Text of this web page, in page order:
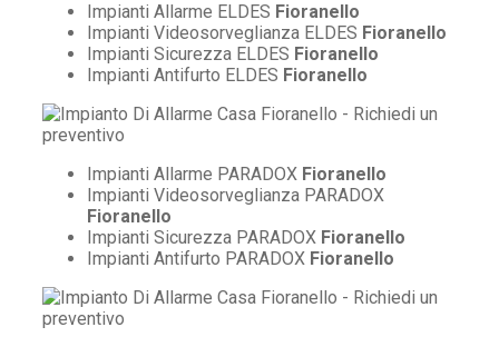
Impianti Allarme ELDES Fioranello
Impianti Videosorveglianza ELDES Fioranello
Impianti Sicurezza ELDES Fioranello
Impianti Antifurto ELDES Fioranello
Impianti Allarme PARADOX Fioranello
Impianti Videosorveglianza PARADOX
Fioranello
Impianti Sicurezza PARADOX Fioranello
Impianti Antifurto PARADOX Fioranello